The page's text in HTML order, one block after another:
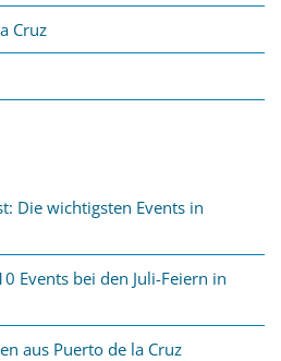
Cruz
Die wichtigsten Events in
Events bei den Juli-Feiern in
aus Puerto de la Cruz